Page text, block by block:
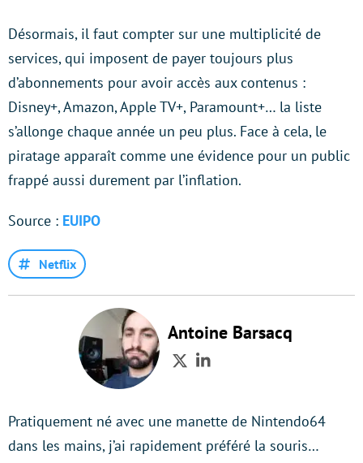
Désormais, il faut compter sur une multiplicité de
services, qui imposent de payer toujours plus
d’abonnements pour avoir accès aux contenus :
Disney+, Amazon, Apple TV+, Paramount+… la liste
s’allonge chaque année un peu plus. Face à cela, le
piratage apparaît comme une évidence pour un public
frappé aussi durement par l’inflation.
Source : EUIPO
Netflix
Antoine Barsacq
TwitterLinkedIn
Pratiquement né avec une manette de Nintendo64
dans les mains, j’ai rapidement préféré la souris…